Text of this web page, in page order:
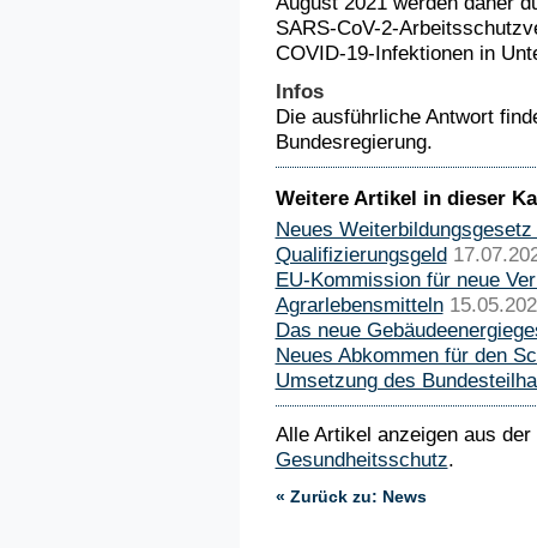
SARS-CoV-2-
COVID-19-Infektionen in
Infos
Die ausführliche Antwort
Bundesregierung.
Weitere Artikel in dieser
Neues
Qualifizierungsgeld
EU-Kommission für neue
Agrarlebensmitteln
Das neue
Neues Abkommen für den
Umsetzung des
Alle Artikel anzeigen aus
Gesundheitsschutz.
« Zurück zu: News